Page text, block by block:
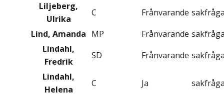
Liljeberg,
Ulrika
C Frånvarande
Lind, Amanda MP Frånvarande
Lindahl,
Fredrik
SD Frånvarande
Lindahl,
Helena
C Ja